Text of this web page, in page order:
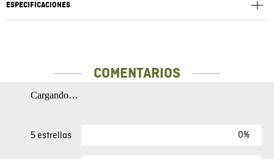
ESPECIFICACIONES
COMENTARIOS
Cargando…
5 estrellas 0%